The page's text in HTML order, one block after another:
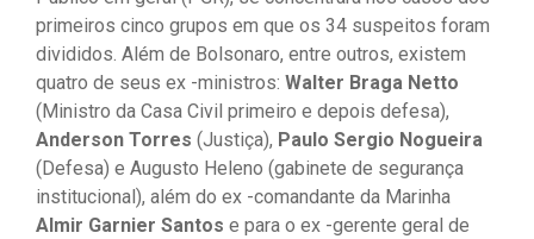
primeiros cinco grupos em que os 34 suspeitos foram
divididos. Além de Bolsonaro, entre outros, existem
quatro de seus ex -ministros: Walter Braga Netto
(Ministro da Casa Civil primeiro e depois defesa),
Anderson Torres (Justiça), Paulo Sergio Nogueira
(Defesa) e Augusto Heleno (gabinete de segurança
institucional), além do ex -comandante da Marinha
Almir Garnier Santos e para o ex -gerente geral de